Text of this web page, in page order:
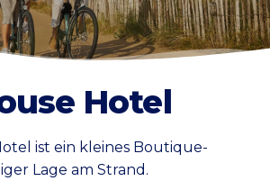
Hotel
ist ein kleines Boutique-
Lage am Strand.